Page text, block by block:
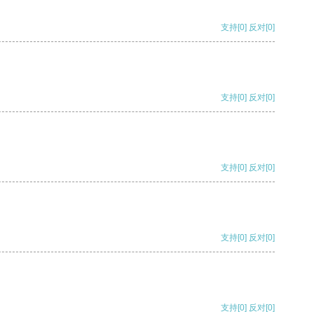
支持[0] 反对[0]
支持[0] 反对[0]
支持[0] 反对[0]
支持[0] 反对[0]
支持[0] 反对[0]